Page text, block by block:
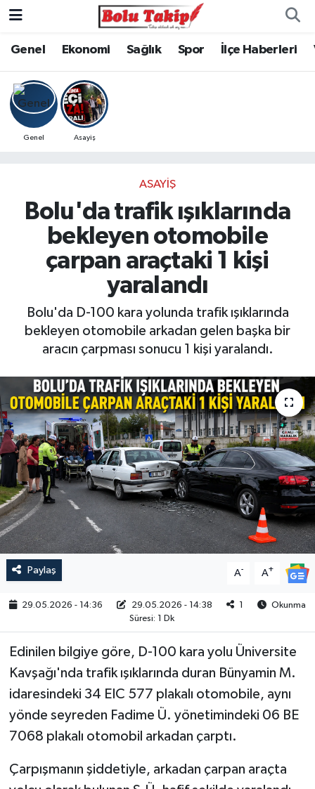
Genel Ekonomi Sağlık Spor İlçe Haberleri
Genel Asayiş
ASAYIŞ
Bolu'da trafik ışıklarında
bekleyen otomobile
çarpan araçtaki 1 kişi
yaralandı
Bolu'da D-100 kara yolunda trafik ışıklarında
bekleyen otomobile arkadan gelen başka bir
aracın çarpması sonucu 1 kişi yaralandı.
Paylaş A- A+
29.05.2026 - 14:36 29.05.2026 - 14:38
Okunma
Süresi: 1 Dk
Edinilen bilgiye göre, D-100 kara yolu Üniversite
Kavşağı'nda trafik ışıklarında duran Bünyamin M.
idaresindeki 34 EIC 577 plakalı otomobile, aynı
yönde seyreden Fadime Ü. yönetimindeki 06 BE
7068 plakalı otomobil arkadan çarptı.
Çarpışmanın şiddetiyle, arkadan çarpan araçta